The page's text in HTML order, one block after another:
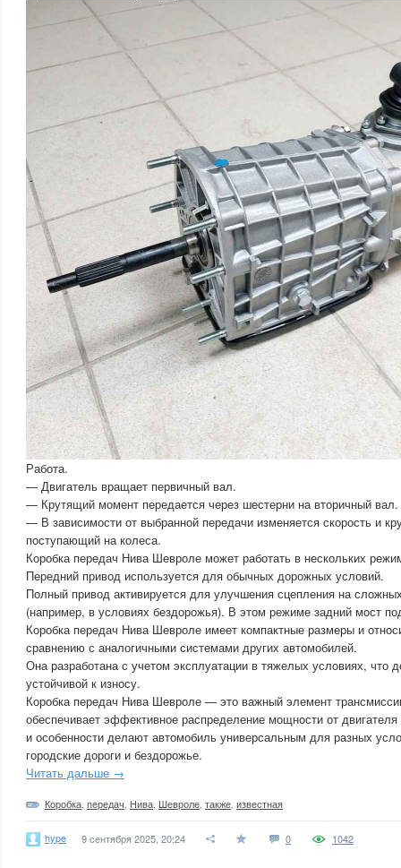
Работа.
— Двигатель вращает первичный вал.
— Крутящий момент передается через шестерни на вторичный вал.
— В зависимости от выбранной передачи изменяется скорость и
поступающий на колеса.
Коробка передач Нива Шевроле может работать в нескольких
Передний привод используется для обычных дорожных условий.
Полный привод активируется для улучшения сцепления на
(например, в условиях бездорожья). В этом режиме задний мост
Коробка передач Нива Шевроле имеет компактные размеры и
сравнению с аналогичными системами других автомобилей.
Она разработана с учетом эксплуатации в тяжелых условиях, что
устойчивой к износу.
Коробка передач Нива Шевроле — это важный элемент
обеспечивает эффективное распределение мощности от
и особенности делают автомобиль универсальным для разных
городские дороги и бездорожье.
Читать дальше →
Коробка передач Нива Шевроле также известная
hype 9 сентября 2025, 20:24 0 1042